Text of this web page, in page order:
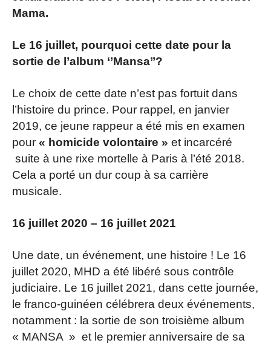
Mama.
Le 16 juillet, pourquoi cette date pour la
sortie de l’album ‘’Mansa’’?
Le choix de cette date n’est pas fortuit dans
l’histoire du prince. Pour rappel, en janvier
2019, ce jeune rappeur a été mis en examen
pour « homicide volontaire » et incarcéré
suite à une rixe mortelle à Paris à l’été 2018.
Cela a porté un dur coup à sa carrière
musicale.
16 juillet 2020 – 16 juillet 2021
Une date, un événement, une histoire ! Le 16
juillet 2020, MHD a été libéré sous contrôle
judiciaire. Le 16 juillet 2021, dans cette journée,
le franco-guinéen célébrera deux événements,
notamment : la sortie de son troisième album
« MANSA » et le premier anniversaire de sa